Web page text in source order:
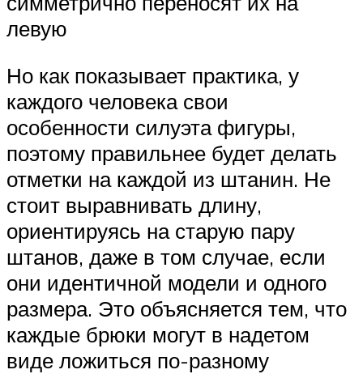
левую
Но как показывает практика, у
каждого человека свои
особенности силуэта фигуры,
поэтому правильнее будет делать
отметки на каждой из штанин. Не
стоит выравнивать длину,
ориентируясь на старую пару
штанов, даже в том случае, если
они идентичной модели и одного
размера. Это объясняется тем, что
каждые брюки могут в надетом
виде ложиться по-разному